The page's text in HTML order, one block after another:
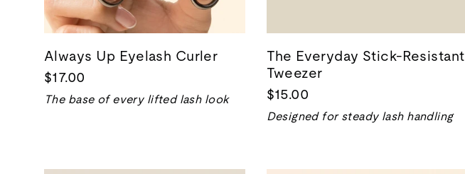
Always Up Eyelash Curler
$17.00
The base of every lifted lash look
The Everyday Stick-Resistant
Tweezer
$15.00
Designed for steady lash handling